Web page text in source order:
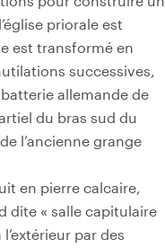
priorale est
est transformé en
successives,
allemande de
du bras sud du
l’ancienne grange
en pierre calcaire,
dite « salle capitulaire
par des